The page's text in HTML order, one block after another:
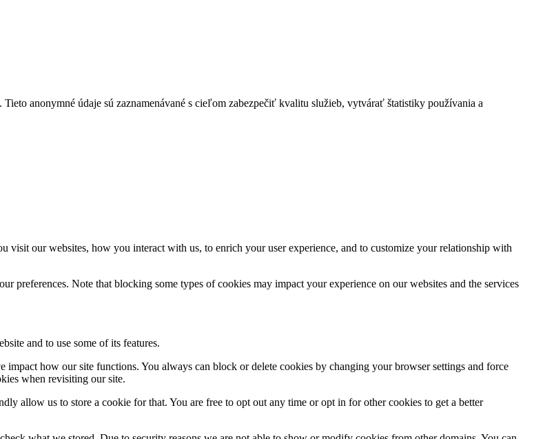
anonymné údaje sú zaznamenávané s cieľom zabezpečiť kvalitu služieb, vytvárať štatistiky používania a
visit our websites, how you interact with us, to enrich your user experience, and to customize your relationship with
preferences. Note that blocking some types of cookies may impact your experience on our websites and the services
and to use some of its features.
how our site functions. You always can block or delete cookies by changing your browser settings and force
when revisiting our site.
allow us to store a cookie for that. You are free to opt out any time or opt in for other cookies to get a better